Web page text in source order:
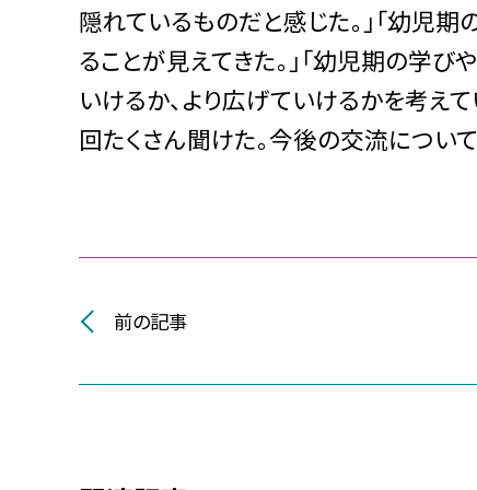
隠れているものだと感じた。」「幼児
ることが見えてきた。」「幼児期の学
いけるか、より広げていけるかを考え
回たくさん聞けた。今後の交流につい
前の記事